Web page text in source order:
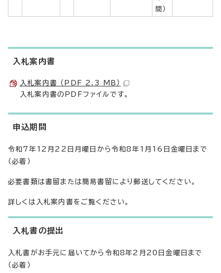
間）
入札案内書
入札案内書 （PDF 2.3 MB）
入札案内書のPDFファイルです。
申込期間
令和7年12月22日月曜日から令和8年1月16日金曜日まで
（必着）
必要書類は書留または簡易書留により郵送してください。
詳しくは入札案内書をご覧ください。
入札書の提出
入札書がお手元に届いてから令和8年2月20日金曜日まで
（必着）